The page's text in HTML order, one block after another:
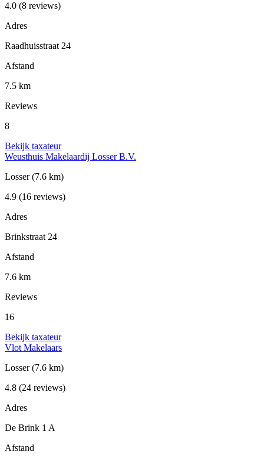
4.0 (8 reviews)
Adres
Raadhuisstraat 24
Afstand
7.5 km
Reviews
8
Bekijk taxateur
Weusthuis Makelaardij Losser B.V.
Losser(7.6 km)
4.9 (16 reviews)
Adres
Brinkstraat 24
Afstand
7.6 km
Reviews
16
Bekijk taxateur
Vlot Makelaars
Losser(7.6 km)
4.8 (24 reviews)
Adres
De Brink 1 A
Afstand